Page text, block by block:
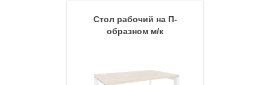
Стол рабочий на П-
образном м/к